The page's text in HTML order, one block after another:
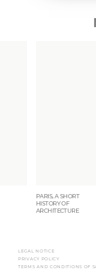
PARIS, A SHORT
HISTORY OF
ARCHITECTURE
LEGAL NOTICE
PRIVACY POLICY
TERMS AND CONDITIONS OF